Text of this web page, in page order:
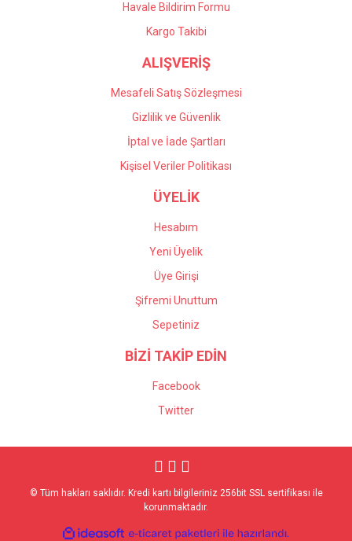
Havale Bildirim Formu
Kargo Takibi
ALIŞVERİŞ
Mesafeli Satış Sözleşmesi
Gizlilik ve Güvenlik
İptal ve İade Şartları
Kişisel Veriler Politikası
ÜYELİK
Hesabım
Yeni Üyelik
Üye Girişi
Şifremi Unuttum
Sepetiniz
BİZİ TAKİP EDİN
Facebook
Twitter
© Tüm hakları saklıdır. Kredi kartı bilgileriniz 256bit SSL sertifikası ile
korunmaktadır.
ideasoft e-